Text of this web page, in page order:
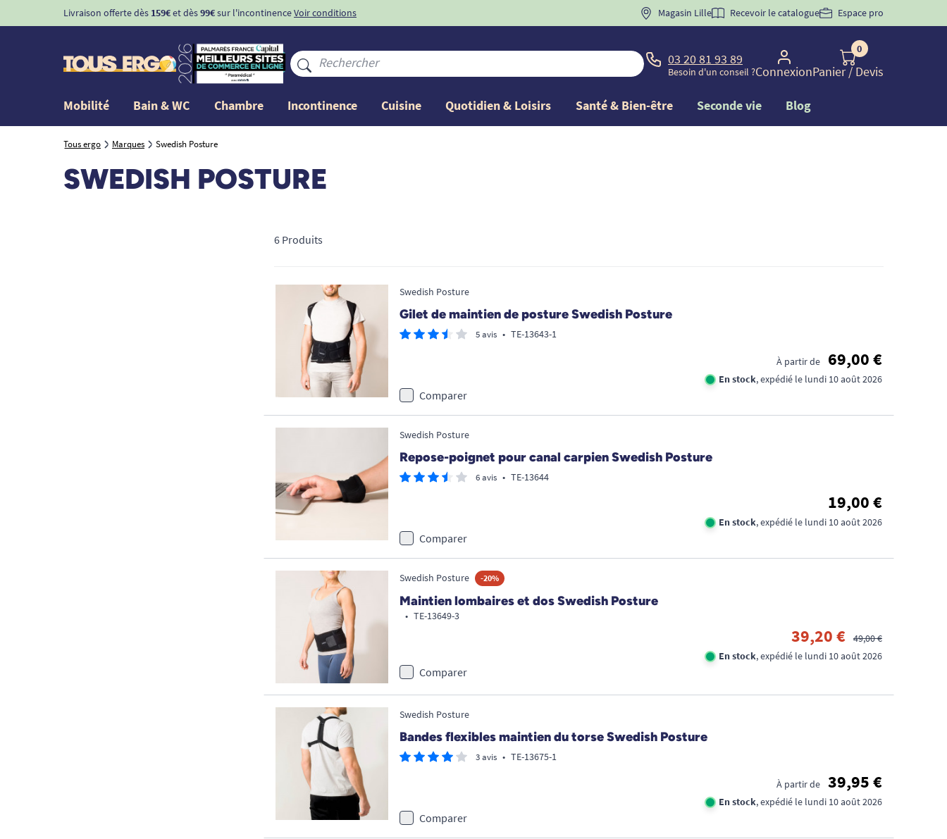
Livraison offerte dès 159€et dès99€sur l'incontinenceVoir conditions BIENVENUE" pourla 1ère commande d'incontinence
Magasin Lille Recevoir le catalogue Espace pro
03 20 81 93 89
Besoin d'un conseil ?Connexion
0
Panier/ Devis
Mobilité Bain & WC Chambre Incontinence Cuisine Quotidien & Loisirs Santé & Bien-être Seconde vie Blog
Tous ergo Marques Swedish Posture
SWEDISH POSTURE
6 Produits
Swedish Posture
Gilet de maintien de posture Swedish Posture
5 avis • TE-13643-1
À partir de 69,00 €
En stock, expédié le lundi 10 août 2026
Comparer
Swedish Posture
Repose-poignet pour canal carpien Swedish Posture
6 avis • TE-13644
19,00 €
En stock, expédié le lundi 10 août 2026
Comparer
Swedish Posture -20%
Maintien lombaires et dos Swedish Posture
• TE-13649-3
39,20 €
49,00 €
En stock, expédié le lundi 10 août 2026
Comparer
Swedish Posture
Bandes flexibles maintien du torse Swedish Posture
3 avis • TE-13675-1
À partir de 39,95 €
En stock, expédié le lundi 10 août 2026
Comparer